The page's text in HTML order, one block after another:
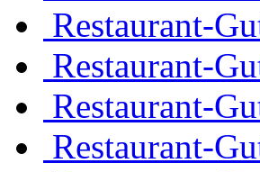
Restaurant-
Restaurant-
Restaurant-
Restaurant-